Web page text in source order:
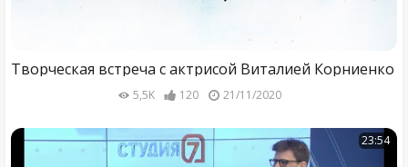
Творческая встреча с актрисой Виталией Корниенко
5,5K 120 21/11/2020
23:54